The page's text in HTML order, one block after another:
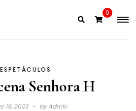
0
ESPETÁCULOS
Senhora H
19, 2023 byAdmin